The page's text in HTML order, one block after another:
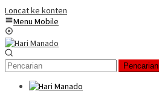
Loncat ke konten
Menu Mobile
Pencarian